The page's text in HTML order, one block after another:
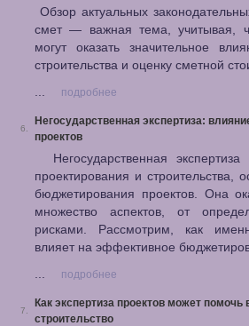
Обзор актуальных
смет — важная тема, учитывая,
могут оказать значительное
строительства и оценку сметной
...
подробнее
6.
Негосударственная экспертиза:
проектов
Негосударственная
проектирования и строительства,
бюджетирования проектов. Она
множество аспектов, от
рисками. Рассмотрим, как
влияет на эффективное
...
подробнее
7.
Как экспертиза проектов может
строительство